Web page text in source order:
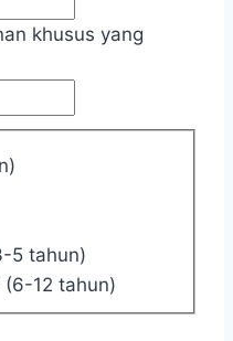
khusus yang
5 tahun)
(6-12 tahun)